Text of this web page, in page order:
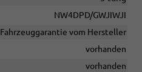
NW4DPD/GWJIWJI
Fahrzeuggarantie vom Hersteller
vorhanden
vorhanden